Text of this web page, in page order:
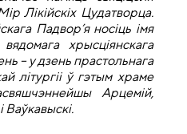
Лікійскіх Цудатворца.
Падвор’я носіць імя
хрысціянскага
– у дзень прастольнага
літургіі ў гэтым храме
Арцемій,
Ваўкавыскі.